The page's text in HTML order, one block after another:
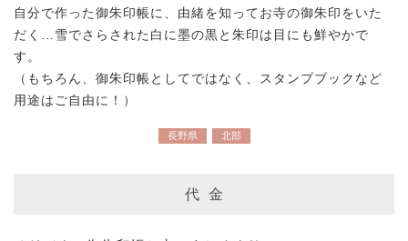
自分で作った御朱印帳に、由緒を知ってお寺の御朱印をいた
だく…雪でさらされた白に墨の黒と朱印は目にも鮮やかで
す。
（もちろん、御朱印帳としてではなく、スタンプブックなど
用途はご自由に！）
長野県 北部
代 金